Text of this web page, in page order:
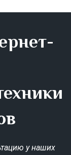
у наших